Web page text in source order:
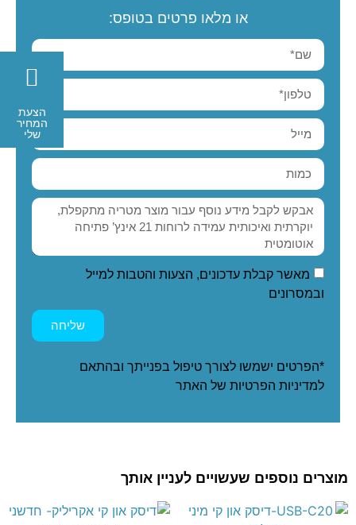
או מלאו פרטים בטופס:
מאשר קבלת עדכונים, הצעות והטבות למייל
ובמסרונים
שליחה
*הפרטים ישמשו לצורך טיפול בפנייתך ובהתאם
למדיניות הפרטיות של האתר
מוצרים נוספים שעשויים לעניין אותך
הצעת
המחיר
שלי